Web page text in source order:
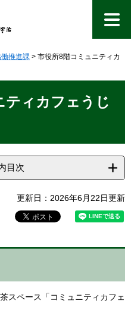
推進課 > 市役所8階コミュニティカ
ティカフェうじ
目次
更新日：2026年6月22日更新
スペース「コミュニティカフェ